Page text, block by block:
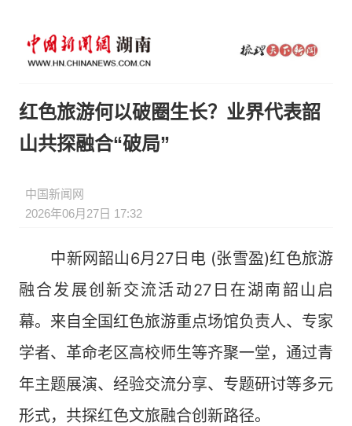
红色旅游何以破圈生长？业界代表韶
山共探融合“破局”
中国新闻网
2026年06月27日 17:32
中新网韶山6月27日电 (张雪盈)红色旅游
融合发展创新交流活动27日在湖南韶山启
幕。来自全国红色旅游重点场馆负责人、专家
学者、革命老区高校师生等齐聚一堂，通过青
年主题展演、经验交流分享、专题研讨等多元
形式，共探红色文旅融合创新路径。